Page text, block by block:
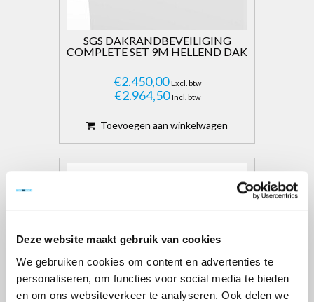
Deze website maakt gebruik van cookies
We gebruiken cookies om content en advertenties te
personaliseren, om functies voor social media te bieden
en om ons websiteverkeer te analyseren. Ook delen we
SGS DAKRANDBEVEILIGING
COMPLETE SET 9M HELLEND DAK
€2.450,00 Excl. btw
€2.964,50 Incl. btw
Toevoegen aan winkelwagen